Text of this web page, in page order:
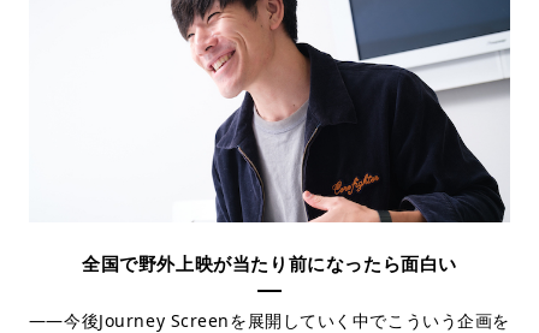
全国で野外上映が当たり前になったら面白い
今後Journey Screenを展開していく中でこういう企画を